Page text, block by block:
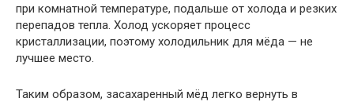
при комнатной температуре, подальше от холода и резких
перепадов тепла. Холод ускоряет процесс
кристаллизации, поэтому холодильник для мёда — не
лучшее место.
Таким образом, засахаренный мёд легко вернуть в